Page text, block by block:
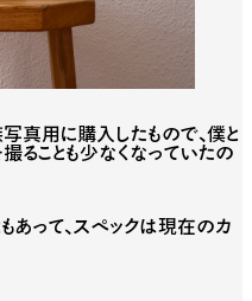
真用に購入したもので、僕と
ることも少なくなっていたの
あって、スペックは現在のカ